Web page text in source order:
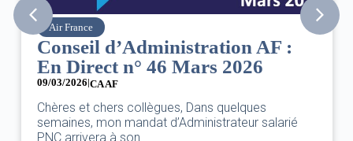
Air France
Conseil d’Administration AF :
En Direct n° 46 Mars 2026
09/03/2026|CA AF
Chères et chers collègues, Dans quelques
semaines, mon mandat d’Administrateur salarié
PNC arrivera à son...